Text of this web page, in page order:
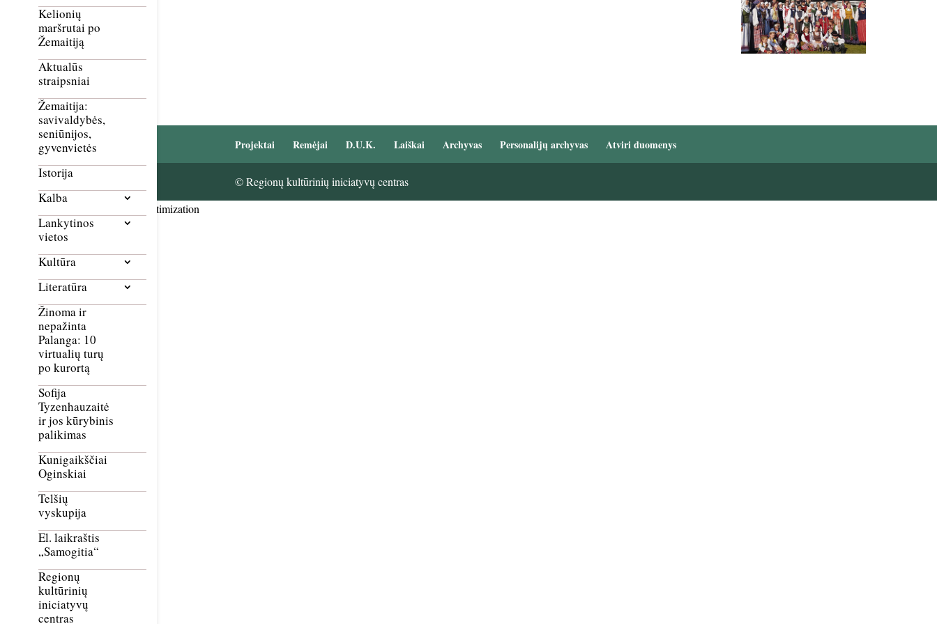
Kelionių
maršrutai po
Žemaitiją
Aktualūs
straipsniai
Žemaitija:
savivaldybės,
seniūnijos,
gyvenvietės
Istorija
Kalba
Lankytinos
vietos
Kultūra
Literatūra
Žinoma ir
nepažinta
Palanga: 10
virtualių turų
po kurortą
Sofija
Tyzenhauzaitė
ir jos kūrybinis
palikimas
Kunigaikščiai
Oginskiai
Telšių
vyskupija
El. laikraštis
„Samogitia“
Regionų
kultūrinių
iniciatyvų
centras
Projektai Remėjai D.U.K. Laiškai Archyvas Personalijų archyvas Atviri duomenys
© Regionų kultūrinių iniciatyvų centras
Smush Image Compression and Optimization